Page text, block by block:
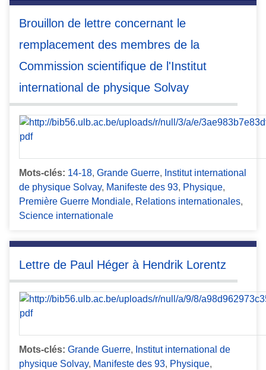
Brouillon de lettre concernant le
remplacement des membres de la
Commission scientifique de l'Institut
international de physique Solvay
Mots-clés: 14-18, Grande Guerre, Institut international
de physique Solvay, Manifeste des 93, Physique,
Première Guerre Mondiale, Relations internationales,
Science internationale
Lettre de Paul Héger à Hendrik Lorentz
Mots-clés: Grande Guerre, Institut international de
physique Solvay, Manifeste des 93, Physique,